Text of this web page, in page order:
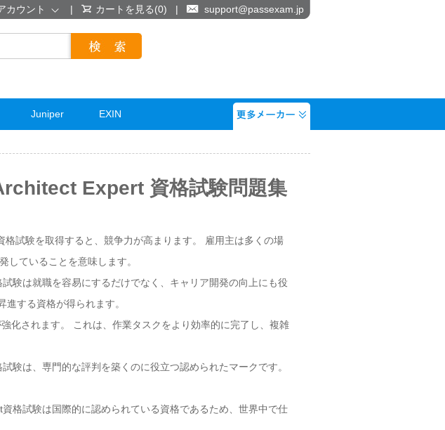
Juniper EXIN
Expert 資格試験問題集
試験を取得すると、競争力が高まります。 雇用主は多くの場
していることを意味します。
験は就職を容易にするだけでなく、キャリア開発の向上にも役
する資格が得られます。
化されます。 これは、作業タスクをより効率的に完了し、複雑
験は、専門的な評判を築くのに役立つ認められたマークです。
格試験は国際的に認められている資格であるため、世界中で仕
カウント | カートを見る(0) | support@passexam.jp